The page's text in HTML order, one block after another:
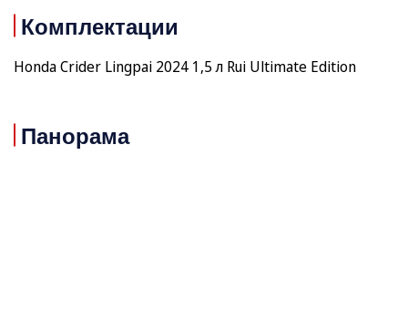
Комплектации
Honda Crider Lingpai 2024 1,5 л Rui Ultimate Edition
Панорама